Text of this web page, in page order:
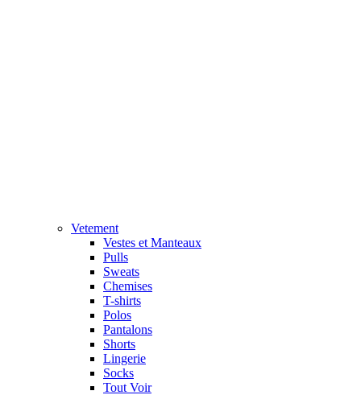
Vetement
Vestes et Manteaux
Pulls
Sweats
Chemises
T-shirts
Polos
Pantalons
Shorts
Lingerie
Socks
Tout Voir